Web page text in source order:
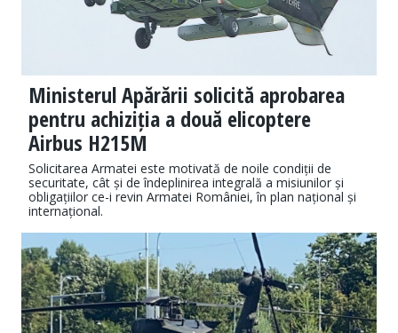
Ministerul Apărării solicită aprobarea
pentru achiziția a două elicoptere
Airbus H215M
Solicitarea Armatei este motivată de noile condiții de
securitate, cât și de îndeplinirea integrală a misiunilor și
obligațiilor ce-i revin Armatei României, în plan național și
internațional.